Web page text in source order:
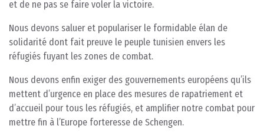
et de ne pas se faire voler la victoire.
Nous devons saluer et populariser le formidable élan de
solidarité dont fait preuve le peuple tunisien envers les
réfugiés fuyant les zones de combat.
Nous devons enfin exiger des gouvernements européens qu’ils
mettent d’urgence en place des mesures de rapatriement et
d’accueil pour tous les réfugiés, et amplifier notre combat pour
mettre fin à l’Europe forteresse de Schengen.